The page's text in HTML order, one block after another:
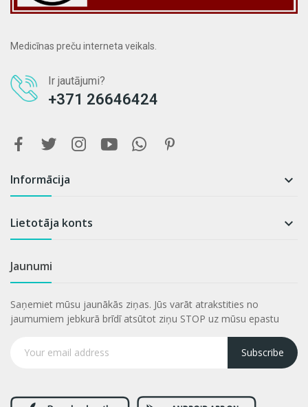
Medicīnas preču interneta veikals.
Ir jautājumi?
+371 26646424
Informācija 
Lietotāja konts 
Jaunumi
Saņemiet mūsu jaunākās ziņas. Jūs varāt atrakstities no
jaumumiem jebkurā brīdī atsūtot ziņu STOP uz mūsu epastu
Subscribe